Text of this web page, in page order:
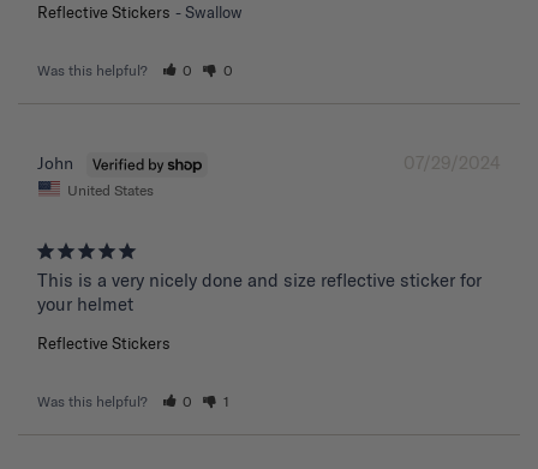
Reflective Stickers Swallow
Was this helpful? 0 0
07/29/2024
John
United States
This is a very nicely done and size reflective sticker for
your helmet
Reflective Stickers
Was this helpful? 0 1